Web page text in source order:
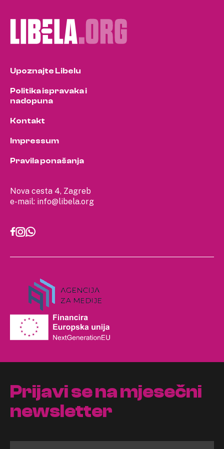
Nova cesta 4, Zagreb
e-mail: info@libela.org
Upoznajte Libelu
Politika ispravaka i
nadopuna
Kontakt
Impressum
Pravila ponašanja
Prijavi se na mjesečni
newsletter